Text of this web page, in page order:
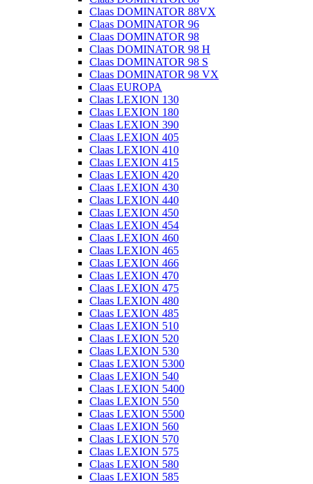
Claas DOMINATOR 88VX
Claas DOMINATOR 96
Claas DOMINATOR 98
Claas DOMINATOR 98 H
Claas DOMINATOR 98 S
Claas DOMINATOR 98 VX
Claas EUROPA
Claas LEXION 130
Claas LEXION 180
Claas LEXION 390
Claas LEXION 405
Claas LEXION 410
Claas LEXION 415
Claas LEXION 420
Claas LEXION 430
Claas LEXION 440
Claas LEXION 450
Claas LEXION 454
Claas LEXION 460
Claas LEXION 465
Claas LEXION 466
Claas LEXION 470
Claas LEXION 475
Claas LEXION 480
Claas LEXION 485
Claas LEXION 510
Claas LEXION 520
Claas LEXION 530
Claas LEXION 5300
Claas LEXION 540
Claas LEXION 5400
Claas LEXION 550
Claas LEXION 5500
Claas LEXION 560
Claas LEXION 570
Claas LEXION 575
Claas LEXION 580
Claas LEXION 585